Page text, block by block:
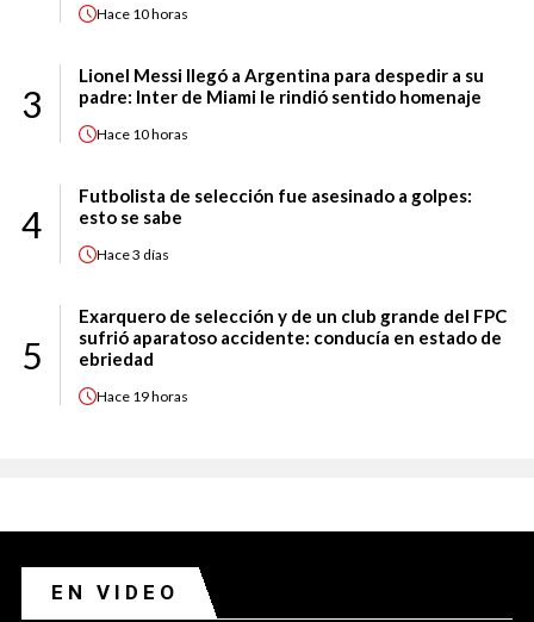
Hace 10 horas
3
Lionel Messi llegó a Argentina para despedir a su
padre: Inter de Miami le rindió sentido homenaje
Hace 10 horas
4
Futbolista de selección fue asesinado a golpes:
esto se sabe
Hace3 días
5
Exarquero de selección y de un club grande del FPC
sufrió aparatoso accidente: conducía en estado de
ebriedad
Hace 19 horas
EN VIDEO